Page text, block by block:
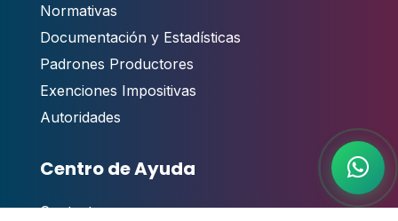
Normativas
Documentación y Estadísticas
Padrones Productores
Exenciones Impositivas
Autoridades
Centro de Ayuda
Contacto,